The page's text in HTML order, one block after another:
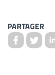
PARTAGER